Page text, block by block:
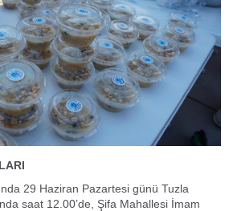
29 Haziran Pazartesi günü Tuzla
saat 12.00’de, Şifa Mahallesi İmam